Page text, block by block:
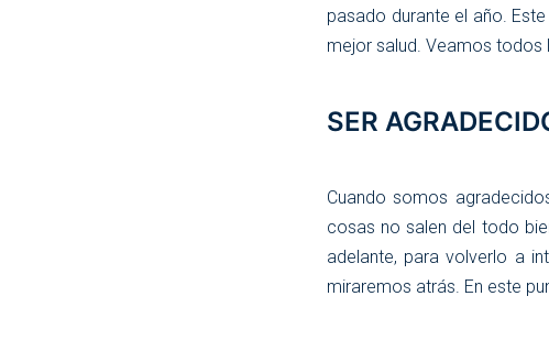
pasado durante el año.
mejor salud. Veamos todos
SER
Cuando somos
cosas no salen del todo
adelante, para volverlo a
miraremos atrás. En este